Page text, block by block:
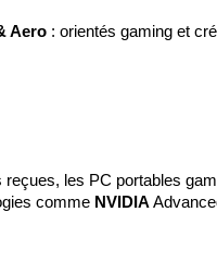
Aero : orientés gaming et
les PC portables
comme NVIDIA